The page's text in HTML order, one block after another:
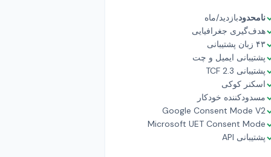
نامحدودبازدید/ماه
هدف‌گیری جغرافیایی
۴۳ زبان پشتیبانی
پشتیبانی ایمیل و چت
پشتیبانی TCF 2.3
اسکنر کوکی
مسدودکننده خودکار
Google Consent Mode V2
Microsoft UET Consent Mode
پشتیبانی API